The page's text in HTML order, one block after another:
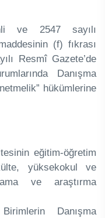
ve 2547 sayılı
(f) fıkrası
Resmî Gazete’de
Danışma
hükümlerine
eğitim-öğretim
yüksekokul ve
ve araştırma
Danışma